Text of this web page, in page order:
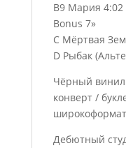
B9 Мария 4:02
Bonus 7»
C Мёртвая
D Рыбак
Чёрный винил
конверт /
Дебютный